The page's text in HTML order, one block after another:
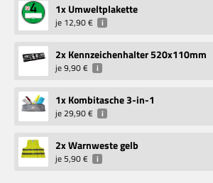
1x Umweltplakette
je 12,90 € i
2x Kennzeichenhalter 520x110mm
je9,90 € i
1x Kombitasche 3-in-1
je29,90 € i
2x Warnweste gelb
je5,90 € i